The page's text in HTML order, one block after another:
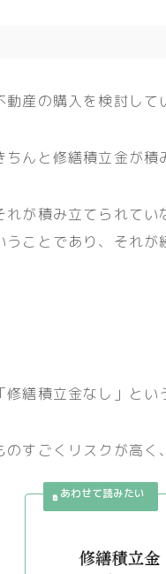
動産の購入を検討し
ちんと修繕積立金が
れが積み立てられてい
うことであり、それが
「修繕積立金なし」と
のすごくリスクが高く